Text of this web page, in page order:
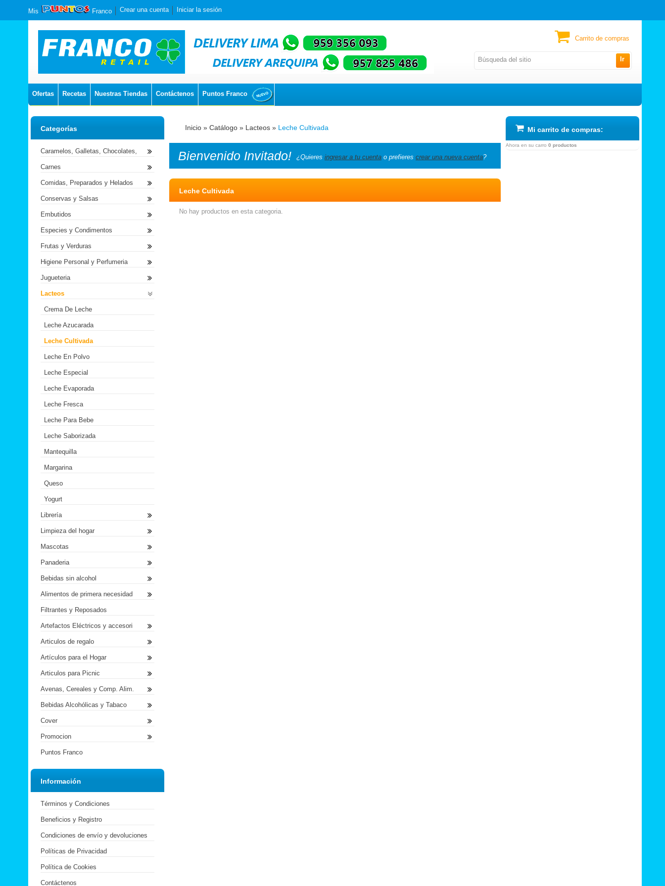
Ir
Mis Franco Crear una cuenta Iniciar la sesión
Ofertas Recetas Nuestras Tiendas Contáctenos Puntos Franco
Carrito de compras
Inicio » Catálogo » Lacteos » Leche Cultivada
Bienvenido Invitado! ¿Quieres ingresar a tu cuenta o prefieres crear una nueva cuenta?
Leche Cultivada
No hay productos en esta categoria.
Categorías
Caramelos, Galletas, Chocolates,
Carnes
Comidas, Preparados y Helados
Conservas y Salsas
Embutidos
Especies y Condimentos
Frutas y Verduras
Higiene Personal y Perfumeria
Jugueteria
Lacteos
Crema De Leche
Leche Azucarada
Leche Cultivada
Leche En Polvo
Leche Especial
Leche Evaporada
Leche Fresca
Leche Para Bebe
Leche Saborizada
Mantequilla
Margarina
Queso
Yogurt
Librería
Limpieza del hogar
Mascotas
Panaderia
Bebidas sin alcohol
Alimentos de primera necesidad
Filtrantes y Reposados
Artefactos Eléctricos y accesori
Articulos de regalo
Artículos para el Hogar
Articulos para Picnic
Avenas, Cereales y Comp. Alim.
Bebidas Alcohólicas y Tabaco
Cover
Promocion
Puntos Franco
Información
Términos y Condiciones
Beneficios y Registro
Condiciones de envío y devoluciones
Políticas de Privacidad
Política de Cookies
Contáctenos
Mi carrito de compras:
Ahora en su carro 0 productos